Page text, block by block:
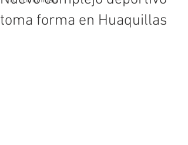
toma forma en Huaquillas